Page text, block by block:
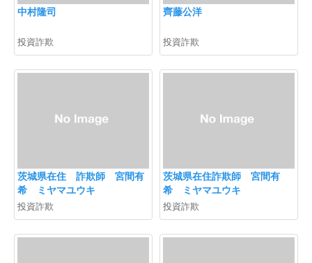
中村隆司
投資詐欺
齊藤公洋
投資詐欺
茨城県在住 詐欺師 宮間有
希 ミヤマユウキ
投資詐欺
茨城県在住詐欺師 宮間有
希 ミヤマユウキ
投資詐欺